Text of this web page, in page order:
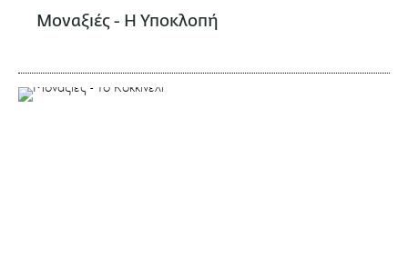
Μοναξιές - Η Υποκλοπή